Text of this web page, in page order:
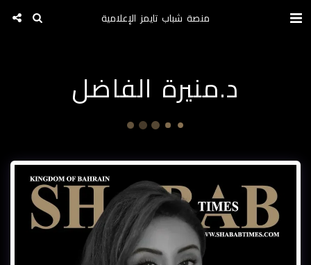
منصة شباب تايمز الإعلامية
د.منيرة الفاضل